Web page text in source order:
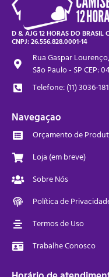
D & AJG 12 HORAS DO BRASIL
CNPJ: 26.556.828.0001-14
Rua Gaspar
São Paulo - SP CEP:
Telefone: (11) 3036-
Navegaçao
Orçamento de
Loja (em breve)
Sobre Nós
Política de
Termos de Uso
Trabalhe Conosco